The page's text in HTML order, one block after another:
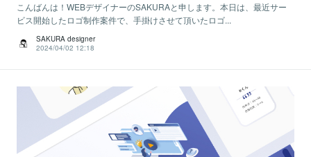
こんばんは！WEBデザイナーのSAKURAと申します。本日は、最近サー
ビス開始したロゴ制作案件で、手掛けさせて頂いたロゴ...
SAKURA designer
2024/04/02 12:18